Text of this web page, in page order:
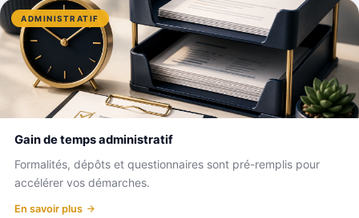
ADMINISTRATIF
Gain de temps administratif
Formalités, dépôts et questionnaires sont pré-remplis pour
accélérer vos démarches.
En savoir plus